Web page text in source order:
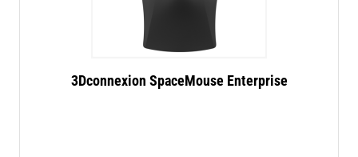
3Dconnexion SpaceMouse Enterprise